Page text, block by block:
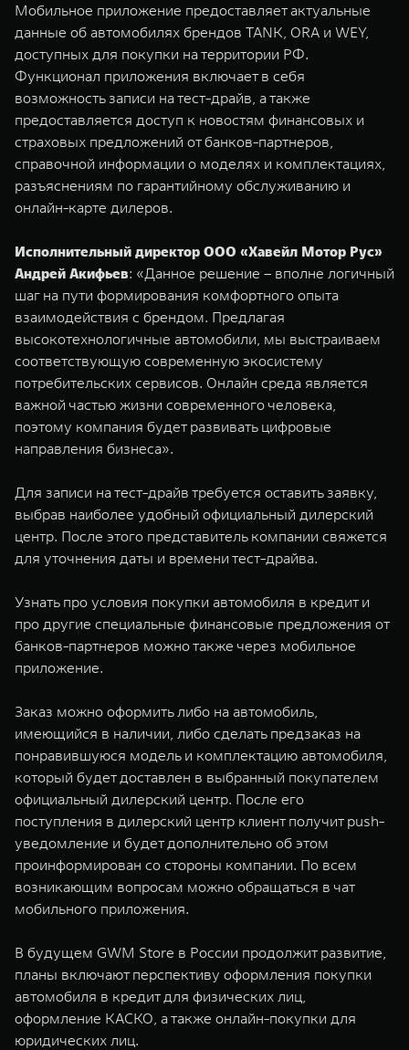
WEY 80
Масштаб возможностей
WEY 80
Мобильное приложение предоставляет актуальные
данные об автомобилях брендов TANK, ORA и WEY,
доступных для покупки на территории РФ.
Функционал приложения включает в себя
возможность записи на тест-драйв, а также
предоставляется доступ к новостям финансовых и
страховых предложений от банков-партнеров,
справочной информации о моделях и комплектациях,
разъяснениям по гарантийному обслуживанию и
онлайн-карте дилеров.
Исполнительный директор ООО «Хавейл Мотор Рус»
Андрей Акифьев: «Данное решение – вполне логичный
шаг на пути формирования комфортного опыта
взаимодействия с брендом. Предлагая
высокотехнологичные автомобили, мы выстраиваем
соответствующую современную экосистему
потребительских сервисов. Онлайн среда является
важной частью жизни современного человека,
поэтому компания будет развивать цифровые
направления бизнеса».
Для записи на тест-драйв требуется оставить заявку,
выбрав наиболее удобный официальный дилерский
центр. После этого представитель компании свяжется
для уточнения даты и времени тест-драйва.
Узнать про условия покупки автомобиля в кредит и
про другие специальные финансовые предложения от
банков-партнеров можно также через мобильное
приложение.
Заказ можно оформить либо на автомобиль,
имеющийся в наличии, либо сделать предзаказ на
понравившуюся модель и комплектацию автомобиля,
который будет доставлен в выбранный покупателем
официальный дилерский центр. После его
поступления в дилерский центр клиент получит push-
уведомление и будет дополнительно об этом
проинформирован со стороны компании. По всем
возникающим вопросам можно обращаться в чат
мобильного приложения.
В будущем GWM Store в России продолжит развитие,
планы включают перспективу оформления покупки
автомобиля в кредит для физических лиц,
оформление КАСКО, а также онлайн-покупки для
юридических лиц.